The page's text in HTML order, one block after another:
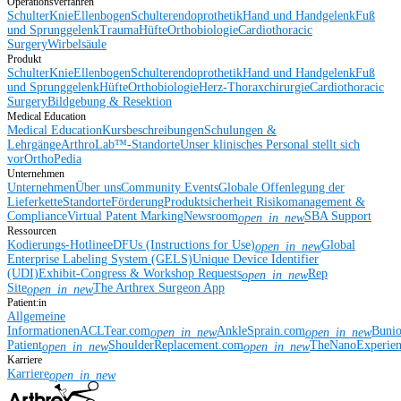
Operationsverfahren
SchulterKnieEllenbogenSchulterendoprothetikHand und HandgelenkFuß
und SprunggelenkTraumaHüfteOrthobiologieCardiothoracic
SurgeryWirbelsäule
Produkt
SchulterKnieEllenbogenSchulterendoprothetikHand und HandgelenkFuß
und SprunggelenkHüfteOrthobiologieHerz-ThoraxchirurgieCardiothoracic
SurgeryBildgebung & Resektion
Medical Education
Medical EducationKursbeschreibungenSchulungen &
LehrgängeArthroLab™-StandorteUnser klinisches Personal stellt sich
vorOrthoPedia
Unternehmen
UnternehmenÜber unsCommunity EventsGlobale Offenlegung der
LieferketteStandorteFörderungProduktsicherheit Risikomanagement &
ComplianceVirtual Patent MarkingNewsroomopen_in_newSBA Support
Ressourcen
Kodierungs-HotlineeDFUs (Instructions for Use)open_in_newGlobal
Enterprise Labeling System (GELS)Unique Device Identifier
(UDI)Exhibit-Congress & Workshop Requestsopen_in_newRep
Siteopen_in_newThe Arthrex Surgeon App
Patient:in
Allgemeine
InformationenACLTear.comopen_in_newAnkleSprain.comopen_in_new
Patientopen_in_newShoulderReplacement.comopen_in_new
Karriere
Karriereopen_in_new